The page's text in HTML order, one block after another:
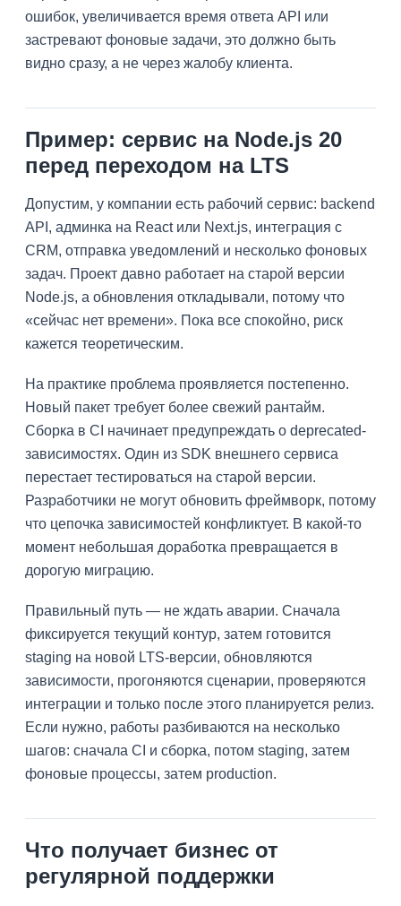
ошибок, увеличивается время ответа API или
застревают фоновые задачи, это должно быть
видно сразу, а не через жалобу клиента.
Пример: сервис на Node.js 20
перед переходом на LTS
Допустим, у компании есть рабочий сервис: backend
API, админка на React или Next.js, интеграция с
CRM, отправка уведомлений и несколько фоновых
задач. Проект давно работает на старой версии
Node.js, а обновления откладывали, потому что
«сейчас нет времени». Пока все спокойно, риск
кажется теоретическим.
На практике проблема проявляется постепенно.
Новый пакет требует более свежий рантайм.
Сборка в CI начинает предупреждать о deprecated-
зависимостях. Один из SDK внешнего сервиса
перестает тестироваться на старой версии.
Разработчики не могут обновить фреймворк, потому
что цепочка зависимостей конфликтует. В какой-то
момент небольшая доработка превращается в
дорогую миграцию.
Правильный путь — не ждать аварии. Сначала
фиксируется текущий контур, затем готовится
staging на новой LTS-версии, обновляются
зависимости, прогоняются сценарии, проверяются
интеграции и только после этого планируется релиз.
Если нужно, работы разбиваются на несколько
шагов: сначала CI и сборка, потом staging, затем
фоновые процессы, затем production.
Что получает бизнес от
регулярной поддержки